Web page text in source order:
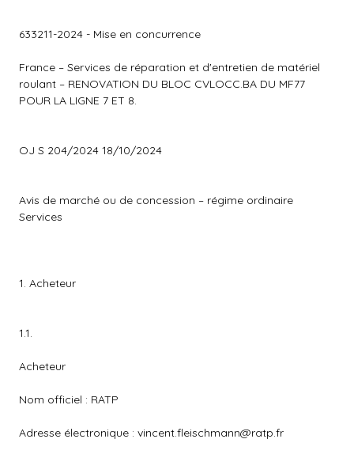
633211-2024 - Mise en concurrence
France – Services de réparation et d'entretien de matériel
roulant – RENOVATION DU BLOC CVLOCC.BA DU MF77
POUR LA LIGNE 7 ET 8.
OJ S 204/2024 18/10/2024
Avis de marché ou de concession – régime ordinaire
Services
1. Acheteur
1.1.
Acheteur
Nom officiel : RATP
Adresse électronique : vincent.fleischmann@ratp.fr